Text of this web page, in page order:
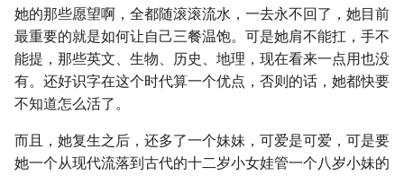
她的那些愿望啊，全都随滚滚流水，一去永不回了，她目前
最重要的就是如何让自己三餐温饱。可是她肩不能扛，手不
能提，那些英文、生物、历史、地理，现在看来一点用也没
有。还好识字在这个时代算一个优点，否则的话，她都快要
不知道怎么活了。
而且，她复生之后，还多了一个妹妹，可爱是可爱，可是要
她一个从现代流落到古代的十二岁小女娃管一个八岁小妹的